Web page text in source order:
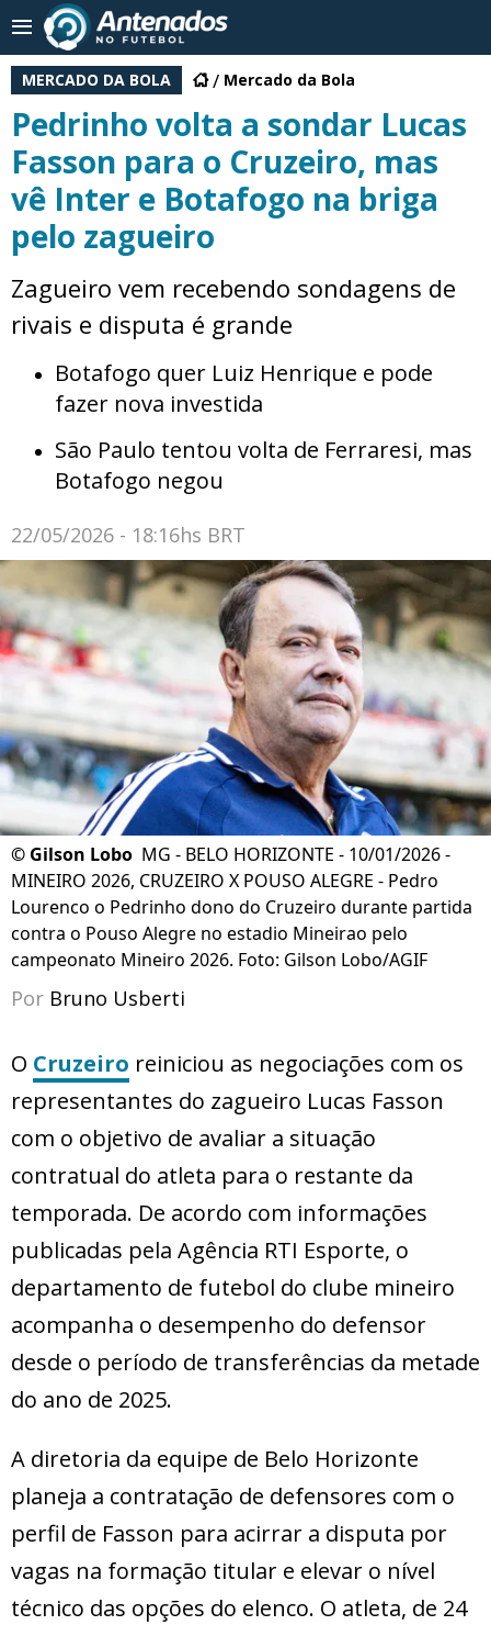
MERCADO DA BOLA Mercado da Bola
Pedrinho volta a sondar Lucas
Fasson para o Cruzeiro, mas
vê Inter e Botafogo na briga
pelo zagueiro
Zagueiro vem recebendo sondagens de
rivais e disputa é grande
Botafogo quer Luiz Henrique e pode
fazer nova investida
São Paulo tentou volta de Ferraresi, mas
Botafogo negou
22/05/2026 - 18:16hs BRT
© Gilson Lobo MG - BELO HORIZONTE - 10/01/2026 -
MINEIRO 2026, CRUZEIRO X POUSO ALEGRE - Pedro
Lourenco o Pedrinho dono do Cruzeiro durante partida
contra o Pouso Alegre no estadio Mineirao pelo
campeonato Mineiro 2026. Foto: Gilson Lobo/AGIF
Por Bruno Usberti
O Cruzeiro reiniciou as negociações com os
representantes do zagueiro Lucas Fasson
com o objetivo de avaliar a situação
contratual do atleta para o restante da
temporada. De acordo com informações
publicadas pela Agência RTI Esporte, o
departamento de futebol do clube mineiro
acompanha o desempenho do defensor
desde o período de transferências da metade
do ano de 2025.
A diretoria da equipe de Belo Horizonte
planeja a contratação de defensores com o
perfil de Fasson para acirrar a disputa por
vagas na formação titular e elevar o nível
técnico das opções do elenco. O atleta, de 24